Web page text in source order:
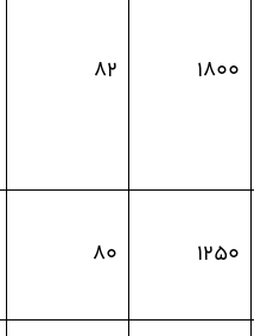
۱۸۰۰ ۸۲
۱۲۵۰ ۸۰